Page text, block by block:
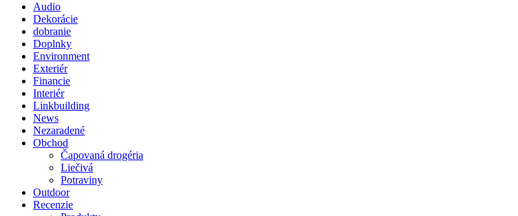
Audio
Dekorácie
dobranie
Doplnky
Environment
Exteriér
Financie
Interiér
Linkbuilding
News
Nezaradené
Obchod
Čapovaná drogéria
Liečivá
Potraviny
Outdoor
Recenzie